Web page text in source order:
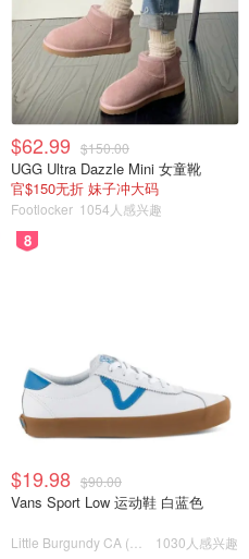
$62.99 $150.00
UGG Ultra Dazzle Mini 女童靴
官$150无折 妹子冲大码
Footlocker 1054人感兴趣
8
$19.98 $90.00
Vans Sport Low 运动鞋 白蓝色
1030人感兴趣